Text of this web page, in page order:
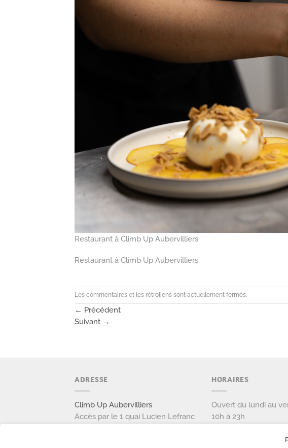
Restaurant à Climb Up Aubervilliers
Restaurant à Climb Up Aubervilliers
Les commentaires et les rétroliens sont actuellement fermés.
← Précédent
Suivant →
ADRESSE
Climb Up Aubervilliers
Accès par le 1 quai Lucien Lefranc
HORAIRES
Ouvert du lundi au
10h à 23h